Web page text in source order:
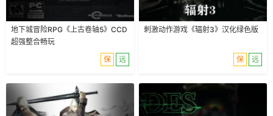
地下城冒险RPG《上古卷轴5》CCD
超强整合畅玩
保
远
刺激动作游戏《辐射3》汉化绿色版
保 远